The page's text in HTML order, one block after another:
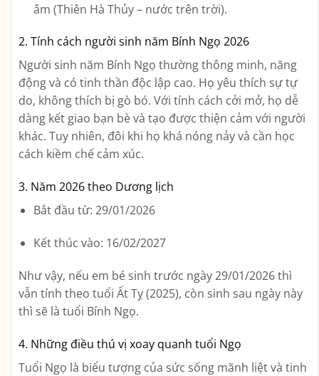
âm (Thiên Hà Thủy – nước trên trời).
2. Tính cách người sinh năm Bính Ngọ 2026
Người sinh năm Bính Ngọ thường thông minh, năng
động và có tinh thần độc lập cao. Họ yêu thích sự tự
do, không thích bị gò bó. Với tính cách cởi mở, họ dễ
dàng kết giao bạn bè và tạo được thiện cảm với người
khác. Tuy nhiên, đôi khi họ khá nóng nảy và cần học
cách kiềm chế cảm xúc.
3. Năm 2026 theo Dương lịch
Bắt đầu từ: 29/01/2026
Kết thúc vào: 16/02/2027
Như vậy, nếu em bé sinh trước ngày 29/01/2026 thì
vẫn tính theo tuổi Ất Tỵ (2025), còn sinh sau ngày này
thì sẽ là tuổi Bính Ngọ.
4. Những điều thú vị xoay quanh tuổi Ngọ
Tuổi Ngọ là biểu tượng của sức sống mãnh liệt và tinh